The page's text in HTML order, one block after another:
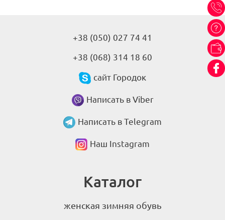
+38 (050) 027 74 41
+38 (068) 314 18 60
сайт Городок
Написать в Viber
Написать в Telegram
Наш Instagram
Каталог
женская зимняя обувь